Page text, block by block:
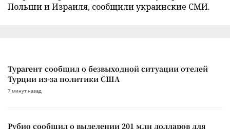
Польши и Израиля, сообщили украинские СМИ.
Турагент сообщил о безвыходной ситуации отелей
Турции из-за политики США
7 минут назад
Рубио сообщил о выделении 201 млн долларов для